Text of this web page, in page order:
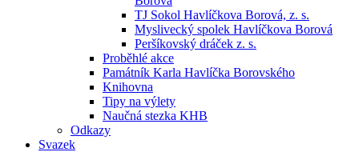
TJ Sokol Havlíčkova Borová, z. s.
Myslivecký spolek Havlíčkova Borová
Peršíkovský dráček z. s.
Proběhlé akce
Památník Karla Havlíčka Borovského
Knihovna
Tipy na výlety
Naučná stezka KHB
Odkazy
Svazek